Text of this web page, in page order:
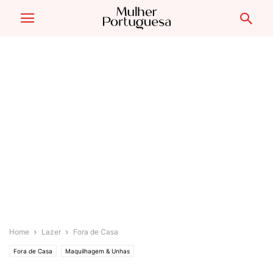
Home Lazer Fora de Casa
Fora de Casa Maquilhagem & Unhas